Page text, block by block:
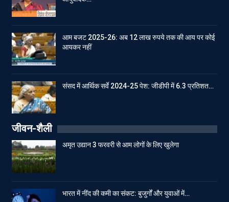
आम बजट 2025-26: अब 12 लाख रुपये तक की आय पर कोई
आयकर नहीं
संसद में आर्थिक सर्वे 2024-25 पेश: जीडीपी में 6.3 प्रतिशत…
जीवन-शैली
अमृत उद्यान 3 फरवरी से आम लोगों के लिए खुलेगा
भारत में नींद की कमी का संकट: बुजुर्गों और युवाओं में…